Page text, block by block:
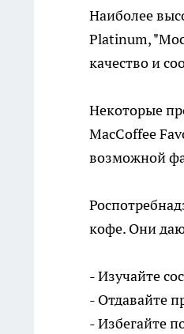
Наиболее
Platinum,
качество и
Некоторые
MacCoffee
возможной
кофе. Они
- Изучайте
- Отдавайте
- Избегайте